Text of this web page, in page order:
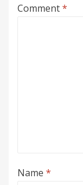
Comment*
Name *